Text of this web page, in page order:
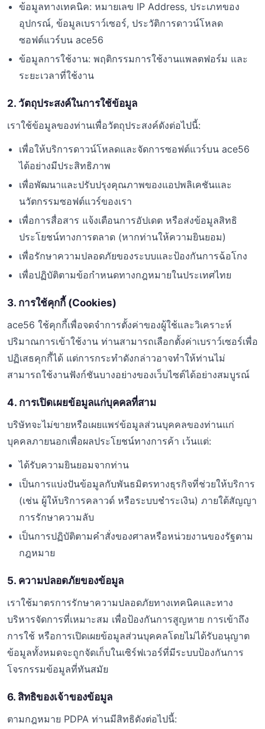
ข้อมูลทางเทคนิค: หมายเลข IP Address, ประเภทของ
อุปกรณ์, ข้อมูลเบราว์เซอร์, ประวัติการดาวน์โหลด
ซอฟต์แวร์บน ace56
ข้อมูลการใช้งาน: พฤติกรรมการใช้งานแพลตฟอร์ม และ
ระยะเวลาที่ใช้งาน
2. วัตถุประสงค์ในการใช้ข้อมูล
เราใช้ข้อมูลของท่านเพื่อวัตถุประสงค์ดังต่อไปนี้:
เพื่อให้บริการดาวน์โหลดและจัดการซอฟต์แวร์บน ace56
ได้อย่างมีประสิทธิภาพ
เพื่อพัฒนาและปรับปรุงคุณภาพของแอปพลิเคชันและ
นวัตกรรมซอฟต์แวร์ของเรา
เพื่อการสื่อสาร แจ้งเตือนการอัปเดต หรือส่งข้อมูลสิทธิ
ประโยชน์ทางการตลาด (หากท่านให้ความยินยอม)
เพื่อรักษาความปลอดภัยของระบบและป้องกันการฉ้อโกง
เพื่อปฏิบัติตามข้อกำหนดทางกฎหมายในประเทศไทย
3. การใช้คุกกี้ (Cookies)
ace56 ใช้คุกกี้เพื่อจดจำการตั้งค่าของผู้ใช้และวิเคราะห์
ปริมาณการเข้าใช้งาน ท่านสามารถเลือกตั้งค่าเบราว์เซอร์เพื่อ
ปฏิเสธคุกกี้ได้ แต่การกระทำดังกล่าวอาจทำให้ท่านไม่
สามารถใช้งานฟังก์ชันบางอย่างของเว็บไซต์ได้อย่างสมบูรณ์
4. การเปิดเผยข้อมูลแก่บุคคลที่สาม
บริษัทจะไม่ขายหรือเผยแพร่ข้อมูลส่วนบุคคลของท่านแก่
บุคคลภายนอกเพื่อผลประโยชน์ทางการค้า เว้นแต่:
ได้รับความยินยอมจากท่าน
เป็นการแบ่งปันข้อมูลกับพันธมิตรทางธุรกิจที่ช่วยให้บริการ
(เช่น ผู้ให้บริการคลาวด์ หรือระบบชำระเงิน) ภายใต้สัญญา
การรักษาความลับ
เป็นการปฏิบัติตามคำสั่งของศาลหรือหน่วยงานของรัฐตาม
กฎหมาย
5. ความปลอดภัยของข้อมูล
เราใช้มาตรการรักษาความปลอดภัยทางเทคนิคและทาง
บริหารจัดการที่เหมาะสม เพื่อป้องกันการสูญหาย การเข้าถึง
การใช้ หรือการเปิดเผยข้อมูลส่วนบุคคลโดยไม่ได้รับอนุญาต
ข้อมูลทั้งหมดจะถูกจัดเก็บในเซิร์ฟเวอร์ที่มีระบบป้องกันการ
โจรกรรมข้อมูลที่ทันสมัย
6. สิทธิของเจ้าของข้อมูล
ตามกฎหมาย PDPA ท่านมีสิทธิดังต่อไปนี้: